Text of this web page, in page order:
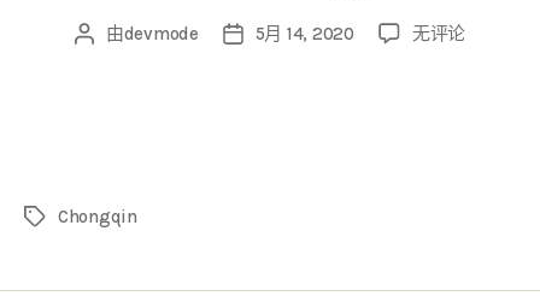
由devmode 5月 14, 2020 无评论
Chongqin